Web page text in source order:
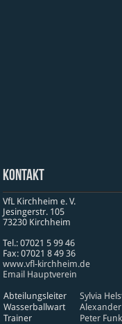
Kontakt
VfL Kirchheim e. V.
Jesinger­str. 105
73230 Kirch­heim
Tel.: 07021 5 99 46
Fax: 07021 8 49 36
www​.vfl​-kirch​heim​.de
Email Hauptverein
Abteilungsleiter
Sylvia
Wasserballwart
Trainer
Peter